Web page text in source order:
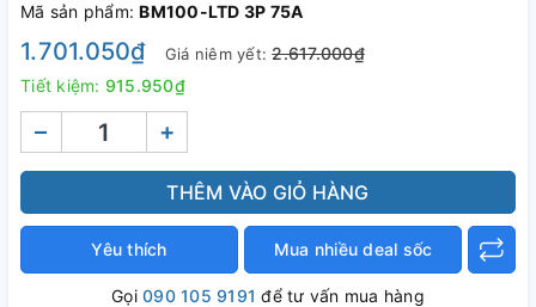
Mã sản phẩm:BM100-LTD 3P 75A
1.701.050₫ Giá niêm yết:2.617.000₫
Tiết kiệm: 915.950₫
– +
THÊM VÀO GIỎ HÀNG
Yêu thích Mua nhiều deal sốc
Gọi090 105 9191 để tư vấn mua hàng